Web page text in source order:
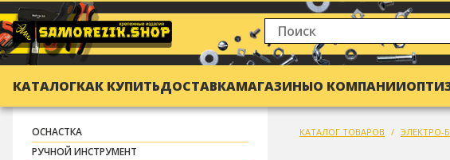
КАТАЛОГКАК КУПИТЬДОСТАВКАМАГАЗИНЫО КОМПАНИИОПТ
ОСНАСТКА
РУЧНОЙ ИНСТРУМЕНТ
КАТАЛОГ ТОВАРОВ ЭЛЕКТРО-